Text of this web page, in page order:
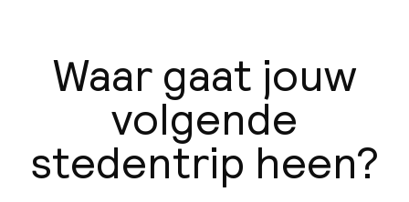
Waar gaat jouw
volgende
stedentrip heen?